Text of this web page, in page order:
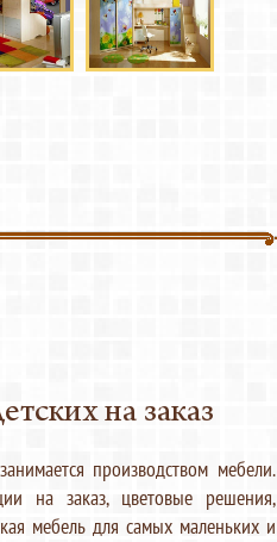
на заказ
производством мебели.
на заказ, цветовые решения,
мебель для самых маленьких и